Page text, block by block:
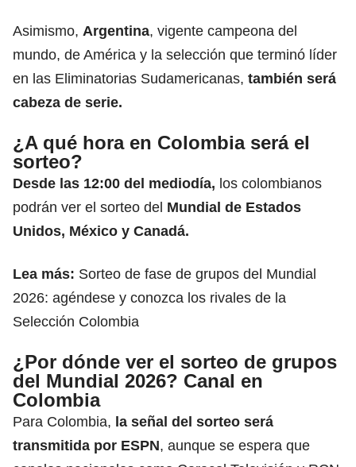
Asimismo, Argentina, vigente campeona del
mundo, de América y la selección que terminó líder
en las Eliminatorias Sudamericanas, también será
cabeza de serie.
¿A qué hora en Colombia será el
sorteo?
Desde las 12:00 del mediodía, los colombianos
podrán ver el sorteo del Mundial de Estados
Unidos, México y Canadá.
Lea más: Sorteo de fase de grupos del Mundial
2026: agéndese y conozca los rivales de la
Selección Colombia
¿Por dónde ver el sorteo de grupos
del Mundial 2026? Canal en
Colombia
Para Colombia, la señal del sorteo será
transmitida por ESPN, aunque se espera que